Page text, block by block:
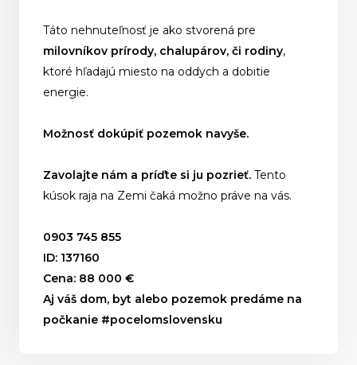
Táto nehnuteľnosť je ako stvorená pre
milovníkov prírody, chalupárov, či rodiny,
ktoré hľadajú miesto na oddych a dobitie
energie.
Možnosť dokúpiť pozemok navyše.
Zavolajte nám a príďte si ju pozrieť. Tento
kúsok raja na Zemi čaká možno práve na vás.
0903 745 855
ID: 137160
Cena: 88 000 €
Aj váš dom, byt alebo pozemok predáme na
počkanie #pocelomslovensku